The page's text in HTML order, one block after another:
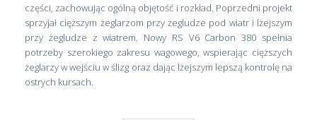
części, zachowując ogólną objętość i rozkład. Poprzedni projekt
sprzyjał cięższym żeglarzom przy żegludze pod wiatr i lżejszym
przy żegludze z wiatrem. Nowy RS V6 Carbon 380 spełnia
potrzeby szerokiego zakresu wagowego, wspierając cięższych
żeglarzy w wejściu w ślizg oraz dając lżejszym lepszą kontrolę na
ostrych kursach.